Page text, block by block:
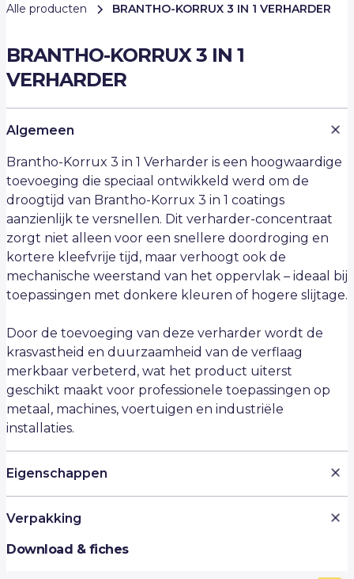
Alle producten BRANTHO-KORRUX 3 IN 1 VERHARDER
BRANTHO-KORRUX 3 IN 1
VERHARDER
Algemeen
Brantho-Korrux 3 in 1 Verharder is een hoogwaardige
toevoeging die speciaal ontwikkeld werd om de
droogtijd van Brantho-Korrux 3 in 1 coatings
aanzienlijk te versnellen. Dit verharder-concentraat
zorgt niet alleen voor een snellere doordroging en
kortere kleefvrije tijd, maar verhoogt ook de
mechanische weerstand van het oppervlak – ideaal bij
toepassingen met donkere kleuren of hogere slijtage.
Door de toevoeging van deze verharder wordt de
krasvastheid en duurzaamheid van de verflaag
merkbaar verbeterd, wat het product uiterst
geschikt maakt voor professionele toepassingen op
metaal, machines, voertuigen en industriële
installaties.
Eigenschappen
tijd aanzienlijk
Verbetert de krasvastheid en slijtvastheid van de
Verpakking
500 ml
Download & fiches